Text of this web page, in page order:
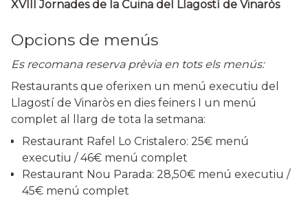
XVIII Jornades de la Cuina del Llagostí de Vinaròs
Opcions de menús
Es recomana reserva prèvia en tots els menús:
Restaurants que oferixen un menú executiu del
Llagostí de Vinaròs en dies feiners I un menú
complet al llarg de tota la setmana:
Restaurant Rafel Lo Cristalero: 25€ menú
executiu / 46€ menú complet
Restaurant Nou Parada: 28,50€ menú executiu /
45€ menú complet